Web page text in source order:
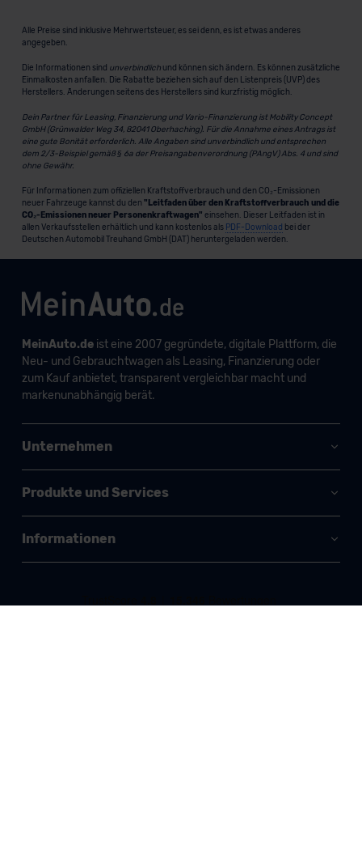
Alle Preise sind inklusive Mehrwertsteuer, es sei denn, es ist etwas anderes
angegeben.
Die Informationen sind unverbindlichund können sich ändern. Es können zusätzliche
Einmalkosten anfallen. Die Rabatte beziehen sich auf den Listenpreis (UVP) des
Herstellers. Änderungen seitens des Herstellers sind kurzfristig möglich.
Dein Partner für Leasing, Finanzierung und Vario-Finanzierung ist Mobility Concept
GmbH (Grünwalder Weg 34, 82041 Oberhaching). Für die Annahme eines Antrags ist
eine gute Bonität erforderlich. Alle Angaben sind unverbindlich und entsprechen
dem 2/3-Beispiel gemäß § 6a der Preisangabenverordnung (PAngV) Abs. 4 und sind
ohne Gewähr.
Für Informationen zum offiziellen Kraftstoffverbrauch und den CO₂-Emissionen
neuer Fahrzeuge kannst du den "Leitfaden über den Kraftstoffverbrauch und die
CO₂-Emissionen neuer Personenkraftwagen" einsehen. Dieser Leitfaden ist in
allen Verkaufsstellen erhältlich und kann kostenlos als PDF-Download bei der
Deutschen Automobil Treuhand GmbH (DAT) heruntergeladen werden.
MeinAuto.deist eine 2007 gegründete, digitale Plattform, die
Neu- und Gebrauchtwagen als Leasing, Finanzierung oder
zum Kauf anbietet, transparent vergleichbar macht und
markenunabhängig berät.
Unternehmen
Produkte und Services
Informationen